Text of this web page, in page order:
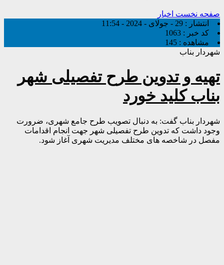
صفحه نخست اخبار
انتشار : 29 - جولای - 2024 - 11:54
کد خبر : 1063
مشاهده : 145
شهردار بناب
تهیه و تدوین طرح تفصیلی شهر
بناب کلید خورد
شهردار بناب گفت: به دنبال تصویب طرح جامع شهری، ضرورت
وجود داشت که تدوین طرح تفصیلی شهر جهت انجام اقدامات
مفصل در شاخصه های مختلف مدیریت شهری آغاز شود.